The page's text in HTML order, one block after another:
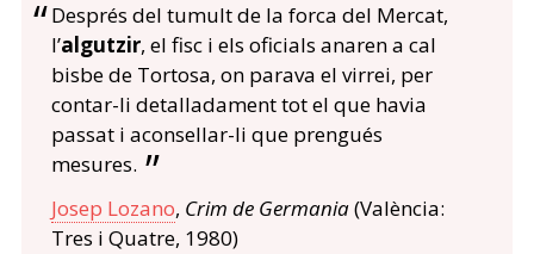
Després del tumult de la forca del Mercat,
l’algutzir, el fisc i els oficials anaren a cal
bisbe de Tortosa, on parava el virrei, per
contar-li detalladament tot el que havia
passat i aconsellar-li que prengués
mesures.
Josep Lozano, Crim de Germania(València:
Tres i Quatre, 1980)